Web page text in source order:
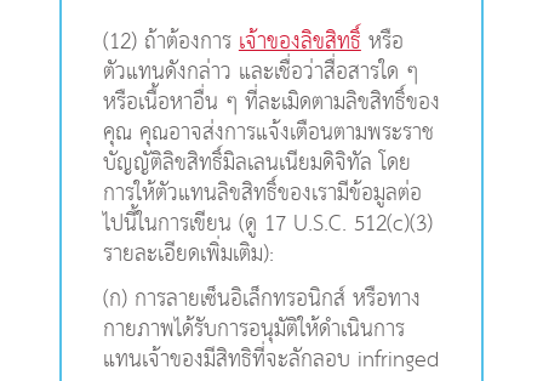
(12) ถ้าต้องการเจ้าของลิขสิทธิ์หรือ
ตัวแทนดังกล่าว และเชื่อว่าสื่อสารใด ๆ
หรือเนื้อหาอื่น ๆ ที่ละเมิดตามลิขสิทธิ์ของ
คุณ คุณอาจส่งการแจ้งเตือนตามพระราช
บัญญัติลิขสิทธิ์มิลเลนเนียมดิจิทัล โดย
การให้ตัวแทนลิขสิทธิ์ของเรามีข้อมูลต่อ
ไปนี้ในการเขียน (ดู 17 U.S.C. 512(c)(3)
รายละเอียดเพิ่มเติม):
(ก) การลายเซ็นอิเล็กทรอนิกส์ หรือทาง
กายภาพได้รับการอนุมัติให้ดำเนินการ
แทนเจ้าของมีสิทธิที่จะลักลอบ infringed